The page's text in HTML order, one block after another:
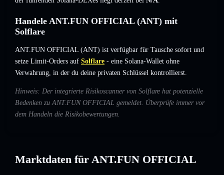
Handele ANT.FUN OFFICIAL (ANT) mit
Solflare
ANT.FUN OFFICIAL (ANT) ist verfügbar für Tausche sofort und
setze Limit-Orders auf Solflare - eine Solana-Wallet ohne
Verwahrung, in der du deine privaten Schlüssel kontrollierst.
Hinweis: Der integrierte Risikoscanner von Solflare hat potenzielle
Bedenken zu ANT.FUN OFFICIAL gemeldet. Überprüfe immer vor
dem Handeln die Risikobewertungen.
Marktdaten für ANT.FUN OFFICIAL